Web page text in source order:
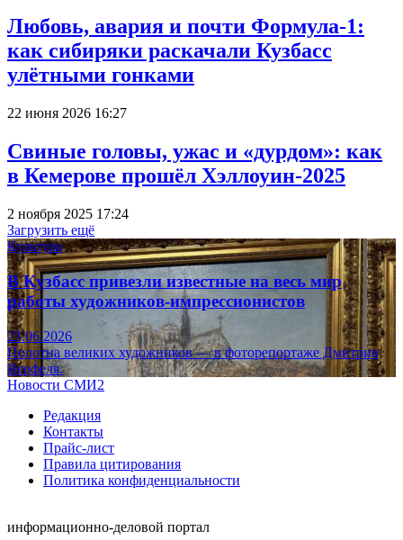
Любовь, авария и почти Формула-1:
как сибиряки раскачали Кузбасс
улётными гонками
22 июня 2026 16:27
Свиные головы, ужас и «дурдом»: как
в Кемерове прошёл Хэллоуин-2025
2 ноября 2025 17:24
Загрузить ещё
Культура
В Кузбасс привезли известные на весь мир
работы художников-импрессионистов
23.06.2026
Полотна великих художников — в фоторепортаже Дмитрия
Верфеля.
Новости СМИ2
Редакция
Контакты
Прайс-лист
Правила цитирования
Политика конфиденциальности
информационно-деловой портал